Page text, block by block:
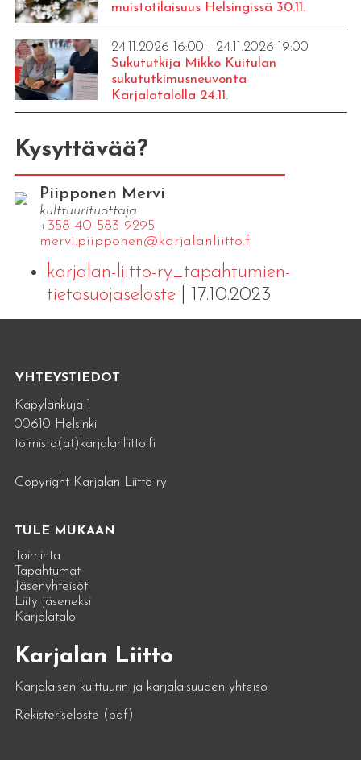
muistotilaisuus Helsingissä 30.11.
24.11.2026 16:00 - 24.11.2026 19:00
Sukututkija Mikko Kuitulan
sukututkimusneuvonta
Karjalatalolla 24.11.
Kysyttävää?
Piipponen Mervi
kulttuurituottaja
+358 40 583 9295
mervi.​piipponen@​kar​jala​nlii​tto.​fi
karjalan-liitto-ry_tapahtumien-
tietosuojaseloste| 17.10.2023
YHTEYSTIEDOT
Käpylänkuja 1
00610 Helsinki
toimisto(at)karjalanliitto.fi
Copyright Karjalan Liitto ry
TULE MUKAAN
Toiminta
Tapahtumat
Jäsenyhteisöt
Liity jäseneksi
Karjalatalo
Karjalan Liitto
Karjalaisen kulttuurin ja karjalaisuuden yhteisö
Rekisteriseloste (pdf)